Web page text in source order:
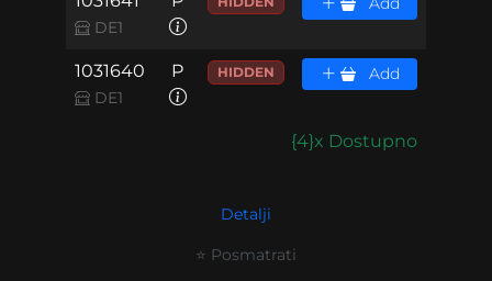
DE1
1031640
DE1
P HIDDEN Add
{4}x Dostupno
Detalji
⭐ Posmatrati